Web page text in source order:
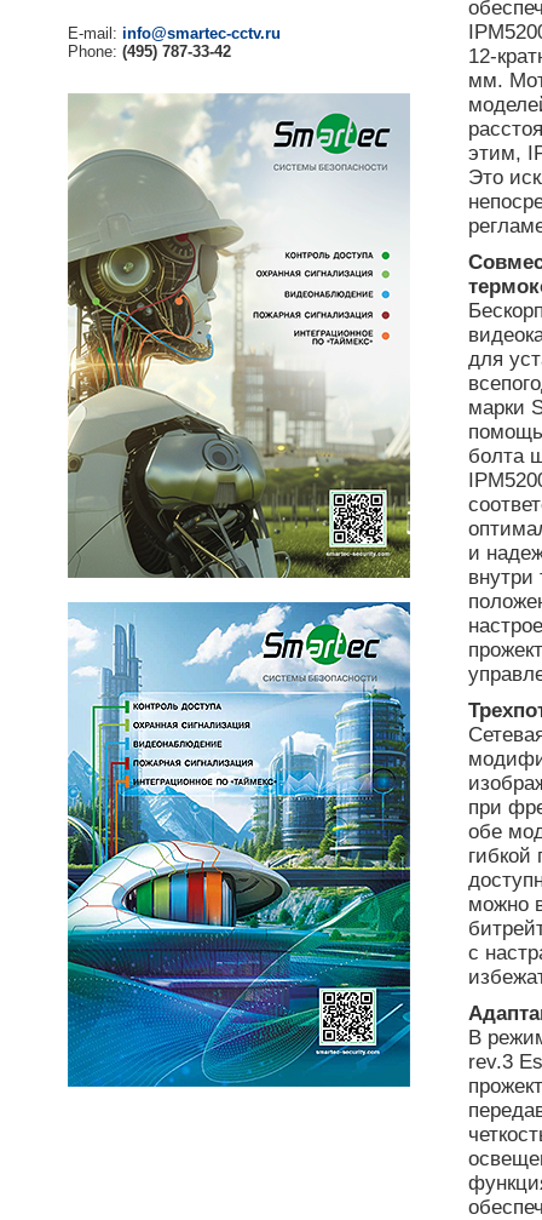
E-mail: info@smartec-cctv.ru
Phone: (495) 787-33-42
12-
мм.
этим,
Это
для
марки
болта
и
внутри
при
обе
гибкой
можно
с
В
rev.3